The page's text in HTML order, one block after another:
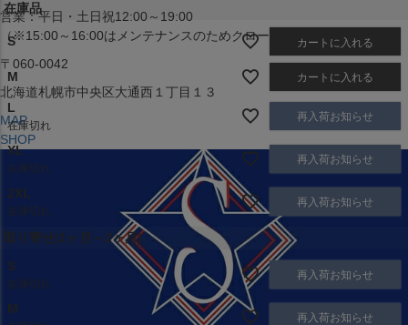
営業：平日・土日祝12:00～19:00
（※15:00～16:00はメンテナンスのためクローズ）
〒060-0042
北海道札幌市中央区大通西１丁目１３
MAP
SHOP
在庫品
S カートに入れる
M カートに入れる
L
在庫切れ
再入荷お知らせ
XL
在庫切れ
再入荷お知らせ
2XL
在庫切れ
再入荷お知らせ
取り寄せ(1ヶ月～2ヶ月)
S
在庫切れ
再入荷お知らせ
M
再入荷お知らせ